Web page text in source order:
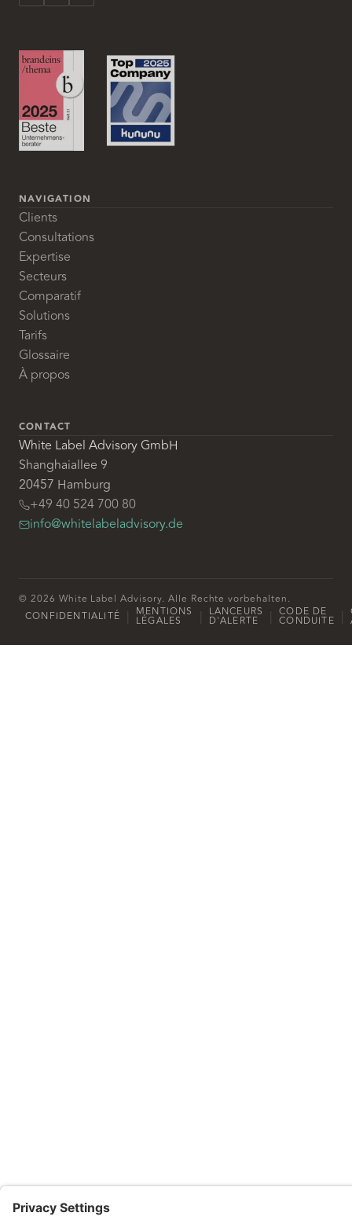
NAVIGATION
Clients
Consultations
Expertise
Secteurs
Comparatif
Solutions
Tarifs
Glossaire
À propos
CONTACT
White Label Advisory GmbH
Shanghaiallee 9
20457 Hamburg
+49 40 524 700 80
info@whitelabeladvisory.de
© 2026 White Label Advisory. Alle Rechte vorbehalten.
CONFIDENTIALITÉ
MENTIONS
LÉGALES
LANCEURS
D'ALERTE
CODE DE
CONDUITE